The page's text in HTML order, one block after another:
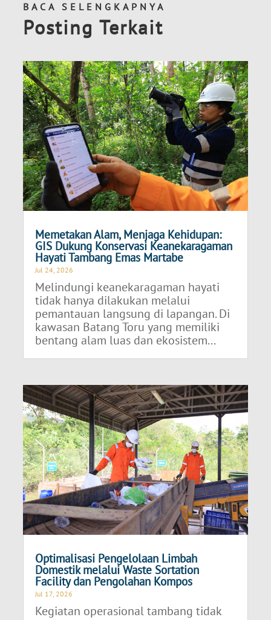
BACA SELENGKAPNYA
Posting Terkait
Memetakan Alam, Menjaga Kehidupan:
GIS Dukung Konservasi Keanekaragaman
Hayati Tambang Emas Martabe
Jul 24, 2026
Melindungi keanekaragaman hayati
tidak hanya dilakukan melalui
pemantauan langsung di lapangan. Di
kawasan Batang Toru yang memiliki
bentang alam luas dan ekosistem...
Optimalisasi Pengelolaan Limbah
Domestik melalui Waste Sortation
Facility dan Pengolahan Kompos
Jul 17, 2026
Kegiatan operasional tambang tidak